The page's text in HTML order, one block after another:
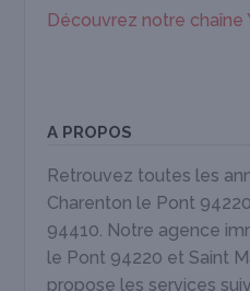
Découvrez notre chaîne
A PROPOS
Retrouvez toutes les
Charenton le Pont
94410. Notre agence
le Pont 94220 et Saint
propose les services